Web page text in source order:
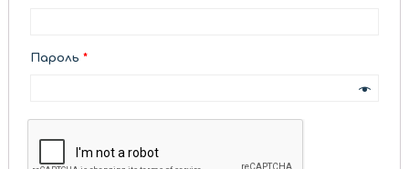
Пароль *